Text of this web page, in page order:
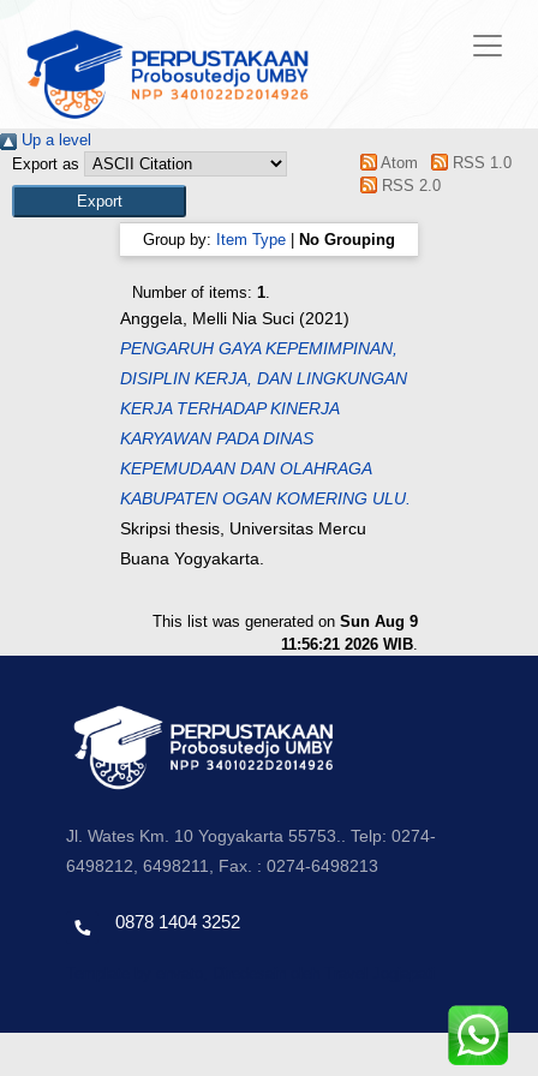
Up a level
Export as
Atom
RSS 1.0
RSS 2.0
Group by: Item Type No Grouping
Number of items: 1.
Anggela, Melli Nia Suci (2021)
PENGARUH GAYA KEPEMIMPINAN,
DISIPLIN KERJA, DAN LINGKUNGAN
KERJA TERHADAP KINERJA
KARYAWAN PADA DINAS
KEPEMUDAAN DAN OLAHRAGA
KABUPATEN OGAN KOMERING ULU.
Skripsi thesis, Universitas Mercu
Buana Yogyakarta.
This list was generated on Sun Aug 9
11:56:21 2026 WIB.
Jl. Wates Km. 10 Yogyakarta 55753.. Telp: 0274-
6498212, 6498211, Fax. : 0274-6498213
0878 1404 3252